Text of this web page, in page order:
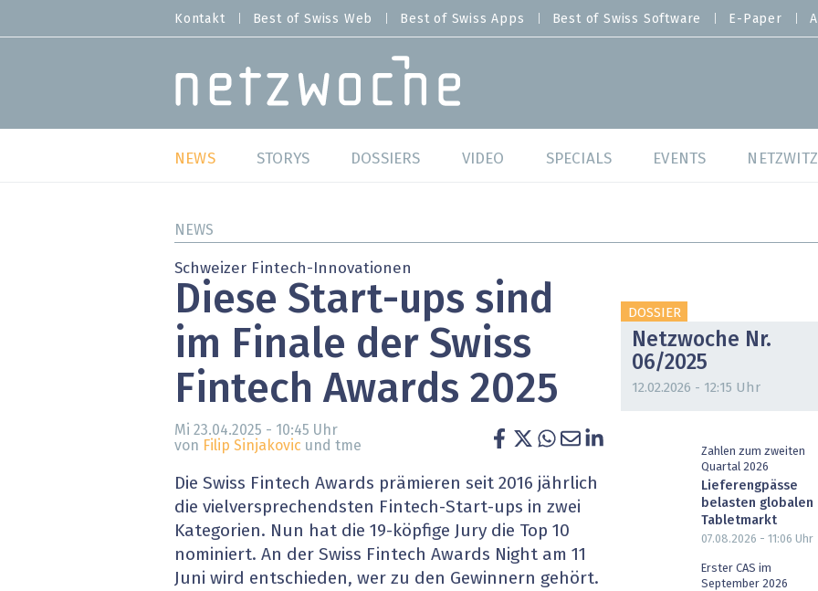
zum
MENU
Kontakt Best of Swiss Web Best of Swiss Apps Best of Swiss Software E-Paper
MAIN NAVIGATION
NEWS
Studien
Meinungen
Hands-on
» alle News
STORYS DOSSIERS
Best of Swiss Software
SAP S/4 Hana
Arbeitswelten
Gesundheit wird digital
Blockchain
EU-DSGVO
XaaS, Managed Services & Co.
VIDEO SPECIALS
Cybersecurity
Cloud & Managed Services
IT for Health
Artificial Intelligence
Finance 2030
Fintech & Insurtech
EVENTS
Best of Swiss
NEWS
Schweizer Fintech-Innovationen
Diese Start-ups sind
im Finale der Swiss
Fintech Awards 2025
Mi 23.04.2025 - 10:45 Uhr
von Filip Sinjakovic und tme
Die Swiss Fintech Awards prämieren seit 2016 jährlich
die vielversprechendsten Fintech-Start-ups in zwei
Kategorien. Nun hat die 19-köpfige Jury die Top 10
nominiert. An der Swiss Fintech Awards Night am 11
Juni wird entschieden, wer zu den Gewinnern gehört.
DOSSIER
Netzwoche Nr.
06/2025
12.02.2026 - 12:15 Uhr
Zahlen zum zweiten
Quartal 2026
Lieferengpässe
belasten globalen
Tabletmarkt
07.08.2026 - 11:06 Uhr
Erster CAS im
September 2026